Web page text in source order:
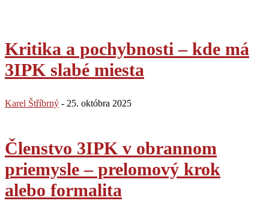
Kritika a pochybnosti – kde má
3IPK slabé miesta
Karel Štříbrný - 25. októbra 2025
Členstvo 3IPK v obrannom
priemysle – prelomový krok
alebo formalita